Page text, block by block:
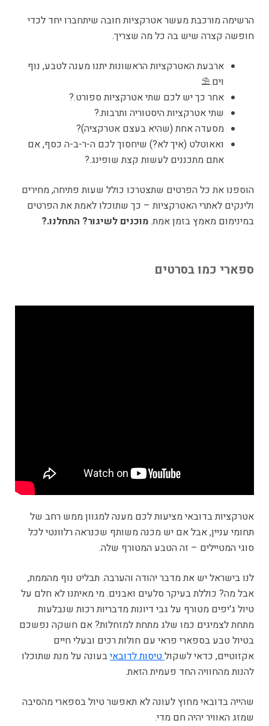
הרשימה מורכבת מעשר אטרקציות חובה שיתחברו יחד לכדי
חופשה קצרה שיש בה כל מה שצריך.
ארבעת האטרקציות הראשונות יתנו מענה לטבע, נוף
וים.⛱️
אחר כך יש לכם שתי אטרקציות ספורט.?
שתי אטרקציות היסטוריה ותרבות.?️
מסעדה אחת (שהיא בעצם אטרקציה)?
ואאוטלט (איך לא?) שיחסוך לכם ה-ר-ב-ה כסף, אם
אתם מתכננים לעשות קצת שופינג.?️
הוספנו את כל הפרטים שתצטרכו כולל שעות פתיחה, מחירים
ולינקים לאתרי האטרקציות – כך שתוכלו לאמת את הפרטים
במינימום מאמץ בזמן אמת.מוכנים לשיגור? התחלנו.?
ספארי כמו בסרטים
אטרקציות בדובאי מציעות לכם מענה למגוון ממש רחב של
תחומי עניין, אבל אם יש מכנה משותף שכנראה רלוונטי לכל
סוגי המטיילים – זה הטבע המטורף שלה.
לנו בישראל יש את מדבר יהודה והערבה. תבליט נוף מהממת,
אבל מה? כוללת בעיקר סלעים ואבנים. מי מאיתנו לא חלם על
טיול ג'יפים מטורף על גבי דיונות מדבריות רכות שנבלעות
מתחת לצמיגים כמו שלג מתחת למזחלות? אם חשקה נפשכם
בטיול טבע בספארי פראי עם חולות רכים ובעלי חיים
אקזוטיים, כדאי לשקולטיסות לדובאיבעונה על מנת שתוכלו
להנות מהחוויה החד פעמית הזאת.
שהייה בדובאי מחוץ לעונה לא תאפשר טיול בספארי מהסיבה
שמזג האוויר יהיה חם מדי.